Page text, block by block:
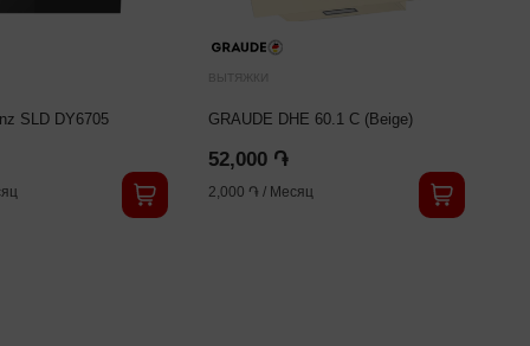
SLD DY6705
ВЫТЯЖКИ
GRAUDE DHE 60.1 C (Beige)
52,000 ֏
2,000 ֏ / Месяц